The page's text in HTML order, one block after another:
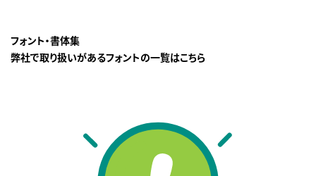
フォント・書体集
弊社で取り扱いがあるフォントの一覧はこちら